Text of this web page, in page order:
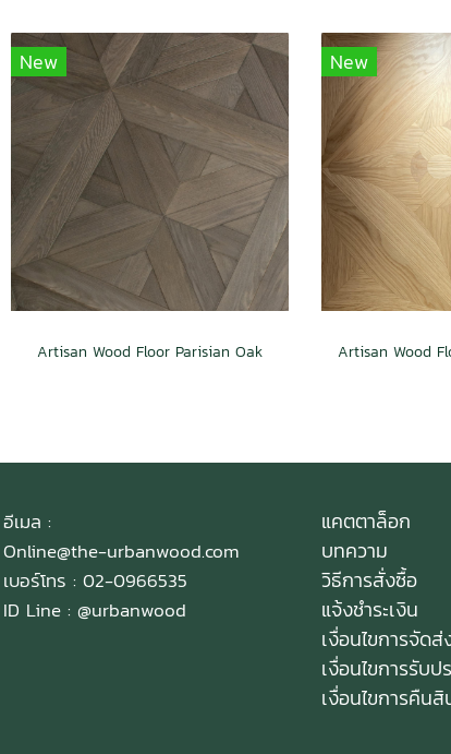
New
Artisan Wood Floor Parisian Oak
New
อีเมล :
Online@the-urbanwood.com
เบอร์โทร : 02-0966535
ID Line : @urbanwood
แคตตาล็อก
บทความ
วิธีการสั่งซื้อ
แจ้งชำระเงิน
เงื่อนไขการจัดส่
เงื่อนไขการรับ
เงื่อนไขการคืนสิ